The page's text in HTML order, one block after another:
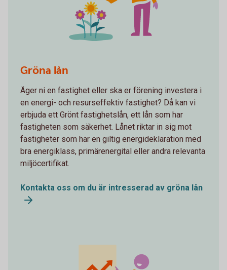
Gröna lån
Äger ni en fastighet eller ska er förening investera i
en energi- och resurseffektiv fastighet? Då kan vi
erbjuda ett Grönt fastighetslån, ett lån som har
fastigheten som säkerhet. Lånet riktar in sig mot
fastigheter som har en giltig energideklaration med
bra energiklass, primärenergital eller andra relevanta
miljöcertifikat.
Kontakta oss om du är intresserad av gröna lån